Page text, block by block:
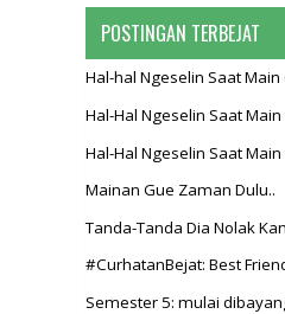
POSTINGAN TERBEJAT
Hal-hal Ngeselin Saat
Hal-Hal Ngeselin Saat Main
Hal-Hal Ngeselin Saat
Mainan Gue Zaman Dulu..
Tanda-Tanda Dia Nolak
#CurhatanBejat: Best
Semester 5: mulai